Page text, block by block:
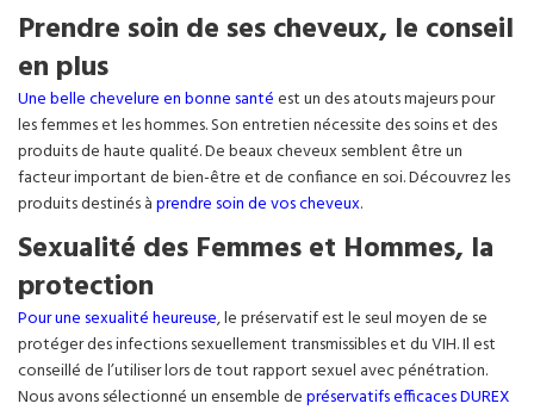
Prendre soin de ses cheveux, le conseil
en plus
Une belle chevelure en bonne santéest un des atouts majeurs pour
les femmes et les hommes. Son entretien nécessite des soins et des
produits de haute qualité. De beaux cheveux semblent être un
facteur important de bien-être et de confiance en soi. Découvrez les
produits destinés àprendre soin de vos cheveux.
Sexualité des Femmes et Hommes, la
protection
Pour une sexualité heureuse, le préservatif est le seul moyen de se
protéger des infections sexuellement transmissibles et du VIH. Il est
conseillé de l’utiliser lors de tout rapport sexuel avec pénétration.
Nous avons sélectionné un ensemble depréservatifs efficaces DUREX